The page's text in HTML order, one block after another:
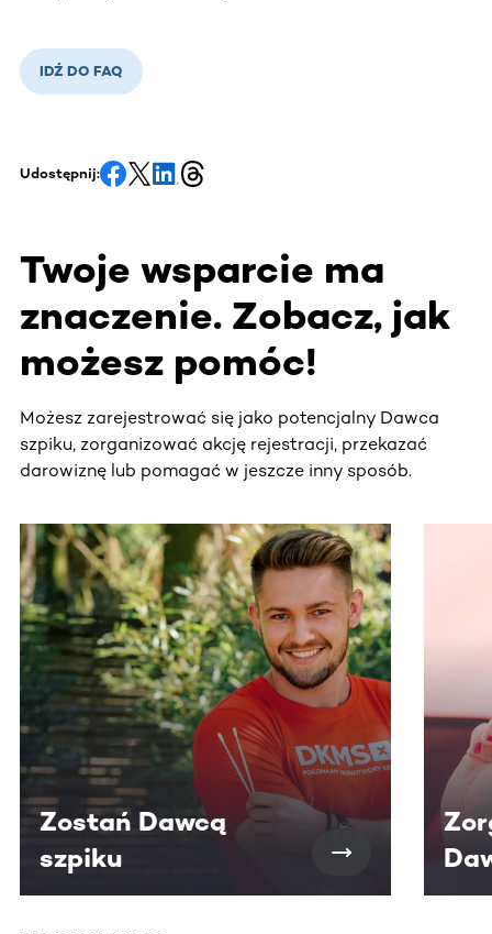
IDŹ DO FAQ
Udostępnij:
Twoje wsparcie ma
znaczenie. Zobacz, jak
możesz pomóc!
Możesz zarejestrować się jako potencjalny Dawca
szpiku, zorganizować akcję rejestracji, przekazać
darowiznę lub pomagać w jeszcze inny sposób.
Ta sekcja zawiera treści przewijane w poziomie. Użyj
Zostań Dawcą
szpiku